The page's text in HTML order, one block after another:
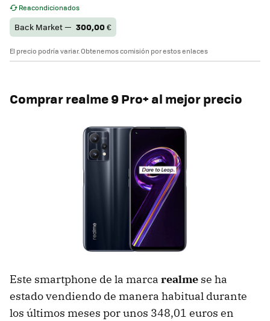
Reacondicionados
Back Market — 300,00€
El precio podría variar. Obtenemos comisión por estos enlaces
Comprarrealme 9 Pro+al mejor precio
Este smartphone de la marca realme se ha
estado vendiendo de manera habitual durante
los últimos meses por unos 348,01 euros en